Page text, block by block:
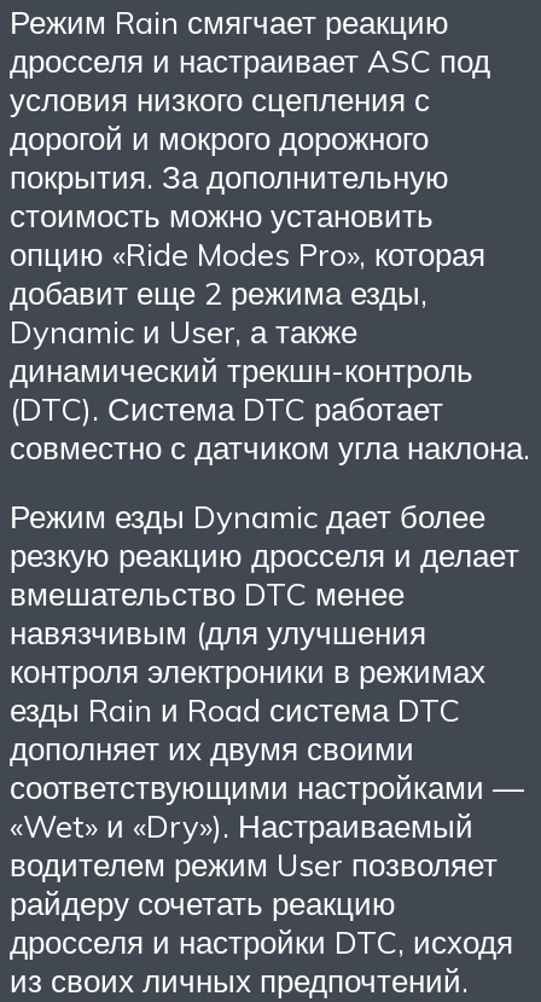
Режим Rain смягчает реакцию
дросселя и настраивает ASC под
условия низкого сцепления с
дорогой и мокрого дорожного
покрытия. За дополнительную
стоимость можно установить
опцию «Ride Modes Pro», которая
добавит еще 2 режима езды,
Dynamic и User, а также
динамический трекшн-контроль
(DTC). Система DTC работает
совместно с датчиком угла наклона.
Режим езды Dynamic дает более
резкую реакцию дросселя и делает
вмешательство DTC менее
навязчивым (для улучшения
контроля электроники в режимах
езды Rain и Road система DTC
дополняет их двумя своими
соответствующими настройками —
«Wet» и «Dry»). Настраиваемый
водителем режим User позволяет
райдеру сочетать реакцию
дросселя и настройки DTC, исходя
из своих личных предпочтений.